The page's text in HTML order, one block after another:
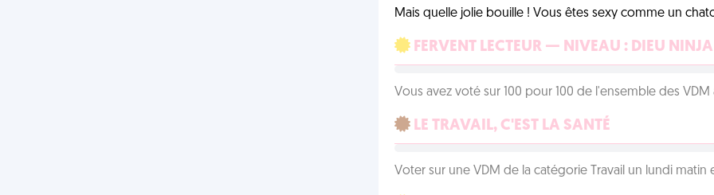
Mais quelle jolie bouille ! Vous êtes sexy comme un
FERVENT LECTEUR — NIVEAU : DIEU NINJA
Vous avez voté sur 100 pour 100 de l'ensemble des VDM
LE TRAVAIL, C'EST LA SANTÉ
Voter sur une VDM de la catégorie Travail un lundi matin